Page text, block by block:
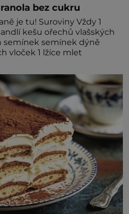
bez cukru
Vždy 1
kešu ořechů vlašských
semínek semínek dýně
vloček 1 lžíce mlet